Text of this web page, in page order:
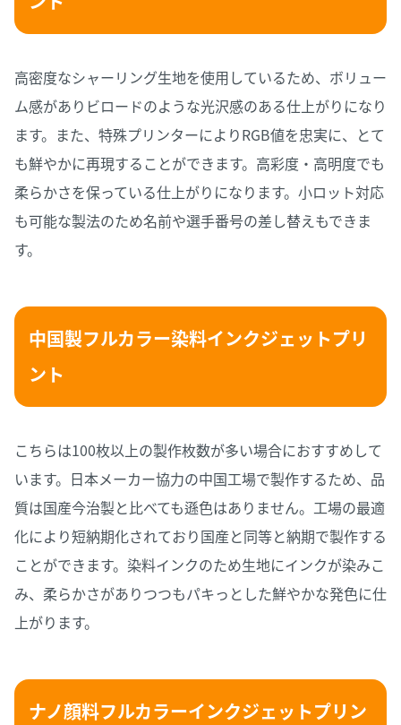
高密度なシャーリング生地を使用しているため、ボリュー
ム感がありビロードのような光沢感のある仕上がりになり
ます。また、特殊プリンターによりRGB値を忠実に、とて
も鮮やかに再現することができます。高彩度・高明度でも
柔らかさを保っている仕上がりになります。小ロット対応
も可能な製法のため名前や選手番号の差し替えもできま
す。
中国製フルカラー染料インクジェットプリ
ント
こちらは100枚以上の製作枚数が多い場合におすすめして
います。日本メーカー協力の中国工場で製作するため、品
質は国産今治製と比べても遜色はありません。工場の最適
化により短納期化されており国産と同等と納期で製作する
ことができます。染料インクのため生地にインクが染みこ
み、柔らかさがありつつもパキっとした鮮やかな発色に仕
上がります。
ナノ顔料フルカラーインクジェットプリン